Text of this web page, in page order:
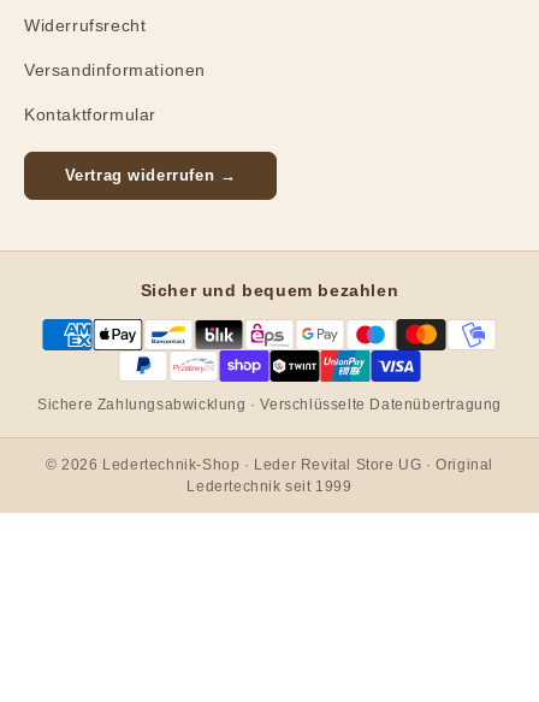
Widerrufsrecht
Versandinformationen
Kontaktformular
Vertrag widerrufen →
Sicher und bequem bezahlen
Sichere Zahlungsabwicklung · Verschlüsselte Datenübertragung
© 2026 Ledertechnik-Shop · Leder Revital Store UG · Original
Ledertechnik seit 1999